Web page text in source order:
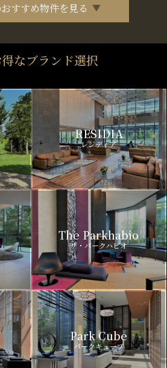
すすめ物件を見る
なブランド選択
RESIDIA
レジディア
The Parkhabio
ザ・パークハビオ
Park Cube
パークキューブ